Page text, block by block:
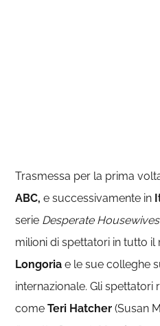
Trasmessa per la prima
ABC, e successivamente in
serie Desperate Housewives
milioni di spettatori in tutto
Longoria e le sue colleghe
internazionale. Gli
comeTeri Hatcher (Susan